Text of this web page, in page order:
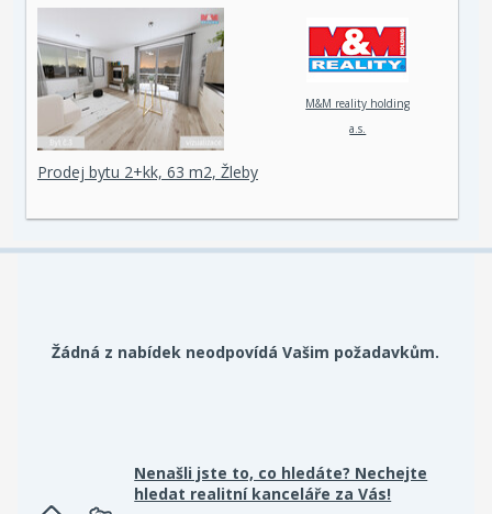
M&M reality holding
a.s.
Prodej bytu 2+kk, 63 m2, Žleby
Žádná z nabídek neodpovídá Vašim požadavkům.
Nenašli jste to, co hledáte? Nechejte
hledat realitní kanceláře za Vás!